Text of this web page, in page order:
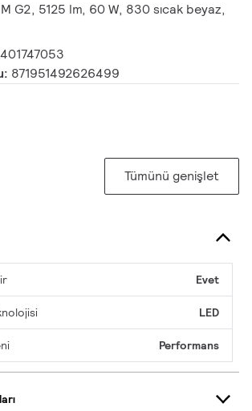
G2, 5125 lm, 60 W, 830 sıcak beyaz,
871951492626499
Tümünü genişlet
Evet
LED
Performans